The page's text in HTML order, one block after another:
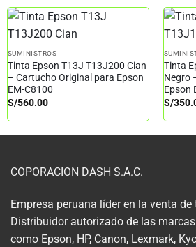
SUMINISTROS
Tinta Epson T13J T13J200 Cian
– Cartucho Original para Epson
EM-C8100
S/560.00
Tinta
Negro
Epson
S/
COPORACION DASH S.A.C.
Empresa peruana líder en la venta
Distribuidor autorizado de las
como Epson, HP, Canon, Lexmark,